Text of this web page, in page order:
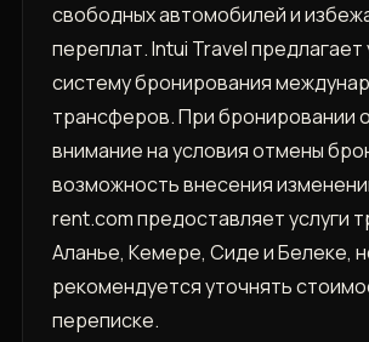
свободных автомобилей и
переплат. Intui Travel
систему бронирования
трансферов. При бронировании
внимание на условия отмены
возможность внесения
rent.com предоставляет услуги
Аланье‚ Кемере‚ Сиде и Белеке‚
рекомендуется уточнять
переписке.